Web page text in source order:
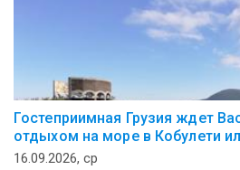
Гостеприимная Грузия ждет
отдыхом на море в Кобулети
16.09.2026, ср